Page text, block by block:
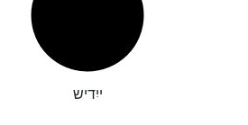
ייִדיש